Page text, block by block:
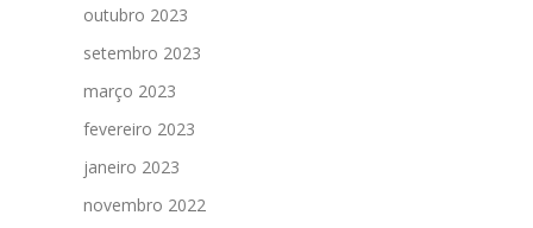
outubro 2023
setembro 2023
março 2023
fevereiro 2023
janeiro 2023
novembro 2022